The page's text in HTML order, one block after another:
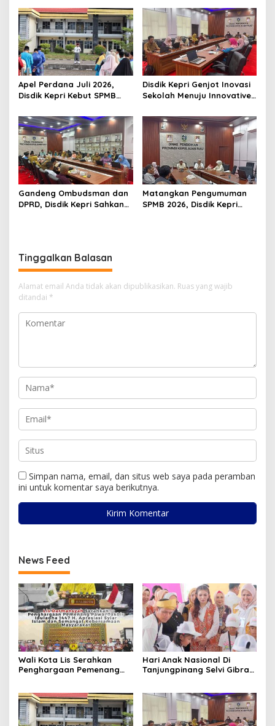
H, Ajak Masyarakat Terus
Hidupkan Syiar Islam
Nasional RANA
Apel Perdana Juli 2026,
Disdik Kepri Kebut SPMB
Disdik Kepri Genjot Inovasi
Sekolah Menuju Innovative
Gandeng Ombudsman dan
DPRD, Disdik Kepri Sahkan
Matangkan Pengumuman
SPMB 2026, Disdik Kepri
Tinggalkan Balasan
Alamat email Anda tidak akan dipublikasikan. Ruas yang wajib
ditandai *
Simpan nama, email, dan situs web saya pada peramban
ini untuk komentar saya berikutnya.
News Feed
Wali Kota Lis Serahkan
Penghargaan Pemenang
Hidupkan Syiar Islam
Hari Anak Nasional Di
Tanjungpinang Selvi Gibran